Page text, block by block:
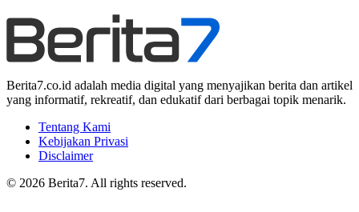
Berita7.co.id adalah media digital yang menyajikan berita dan artikel
yang informatif, rekreatif, dan edukatif dari berbagai topik menarik.
Tentang Kami
Kebijakan Privasi
Disclaimer
© 2026 Berita7. All rights reserved.